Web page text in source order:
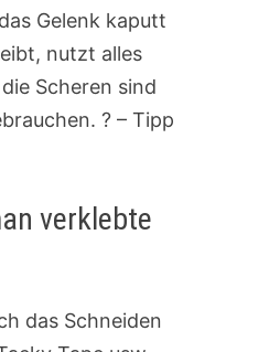
Gelenk kaputt
nutzt alles
Scheren sind
? – Tipp
verklebte
das Schneiden